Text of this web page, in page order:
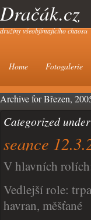
Dračák.cz
družiny všeobjímajícího chaosu
Home Fotogalerie
Archive for Březen,
Categorized
seance
V hlavních
Vedlejší role:
havran, měšťané